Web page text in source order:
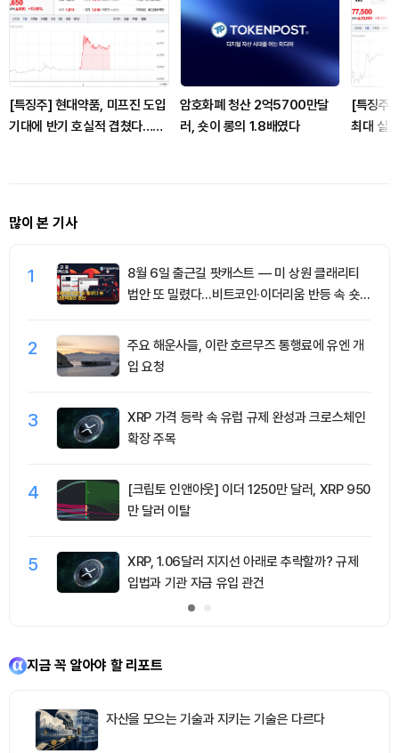
[특징주] 현대약품, 미프진 도입
기대에 반기 호실적 겹쳤다…장
암호화폐 청산 2억5700만달
러, 숏이 롱의 1.8배였다
[특징주]
최대 실
많이 본 기사
1
8월 6일 출근길 팟캐스트 — 미 상원 클래리티
법안 또 밀렸다…비트코인·이더리움 반등 속 숏
2
주요 해운사들, 이란 호르무즈 통행료에 유엔 개
입 요청
3
XRP 가격 등락 속 유럽 규제 완성과 크로스체인
확장 주목
4
[크립토 인앤아웃] 이더 1250만 달러, XRP 950
만 달러 이탈
5
XRP, 1.06달러 지지선 아래로 추락할까? 규제
입법과 기관 자금 유입 관건
지금 꼭 알아야 할 리포트
자산을 모으는 기술과 지키는 기술은 다르다